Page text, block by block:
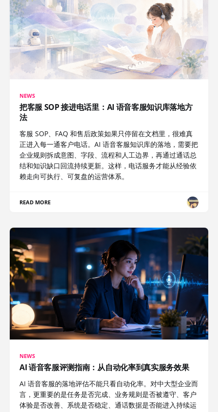
NEWS
把客服 SOP 接进电话里：AI 语音客服知识库落地方
法
客服 SOP、FAQ 和售后政策如果只停留在文档里，很难真
正进入每一通客户电话。AI 语音客服知识库的落地，需要把
企业规则拆成意图、字段、流程和人工边界，再通过通话总
结和知识缺口回流持续更新。这样，电话服务才能从经验依
赖走向可执行、可复盘的运营体系。
READ MORE
NEWS
AI 语音客服评测指南：从自动化率到真实服务效果
AI 语音客服的落地评估不能只看自动化率。对中大型企业而
言，更重要的是任务是否完成、业务规则是否被遵守、客户
体验是否改善、系统是否稳定、通话数据是否能进入持续运